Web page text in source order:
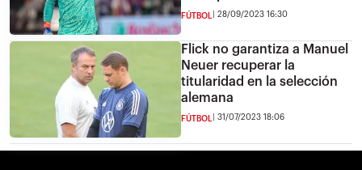
FÚTBOL 28/09/2023 16:30
Flick no garantiza a Manuel
Neuer recuperar la
titularidad en la selección
alemana
FÚTBOL 31/07/2023 18:06